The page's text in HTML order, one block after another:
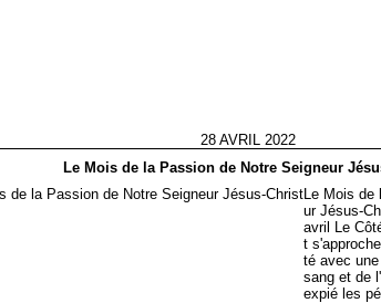
28 AVRIL 2022
Le Mois de la Passion de Notre Seigneur
Le Mois de
ur Jésus-
avril Le
t
té avec
sang et de
expié les